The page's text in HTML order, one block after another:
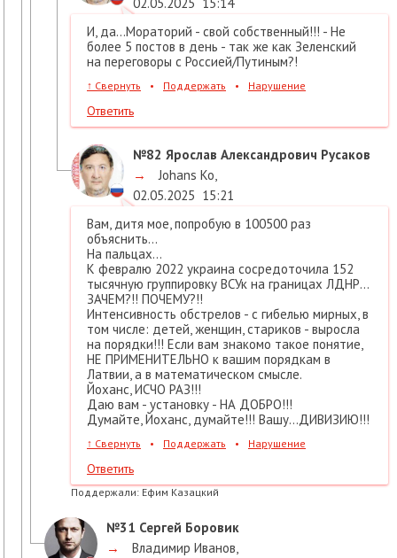
И, да...Мораторий - свой собственный!!! - Не
более 5 постов в день - так же как Зеленский
на переговоры с Россией/Путиным?!
↑ Свернуть • Поддержать • Нарушение
Ответить
№82 Ярослав Александрович Русаков
→
Johans Ko
02.05.2025 15:21
Вам, дитя мое, попробую в 100500 раз
объяснить...
На пальцах...
К февралю 2022 украина сосредоточила 152
тысячную группировку ВСУк на границах ЛДНР...
ЗАЧЕМ?!! ПОЧЕМУ?!!
Интенсивность обстрелов - с гибелью мирных, в
том числе: детей, женщин, стариков - выросла
на порядки!!! Если вам знакомо такое понятие,
НЕ ПРИМЕНИТЕЛЬНО к вашим порядкам в
Латвии, а в математическом смысле.
Йоханс, ИСЧО РАЗ!!!
Даю вам - установку - НА ДОБРО!!!
Думайте, Йоханс, думайте!!! Вашу...ДИВИЗИЮ!!!
↑ Свернуть • Поддержать • Нарушение
Ответить
Поддержали: Ефим Казацкий
№31 Сергей Боровик
→
Владимир Иванов